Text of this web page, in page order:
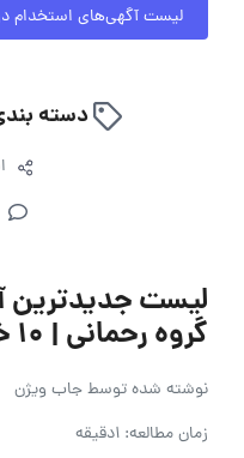
لیست آگهی‌های استخدام
دسته
لیست جدیدترین
گروه رحمانی | ۱۰ خرداد ۱۴۰۵
نوشته شده توسطجاب ویژن
زمان مطالعه: 1دقیقه